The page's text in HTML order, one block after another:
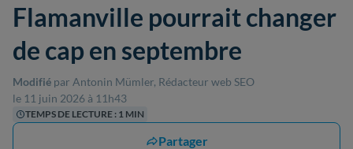
Flamanville pourrait changer
de cap en septembre
Modifié par Antonin Mümler, Rédacteur web SEO
le 11 juin 2026 à 11h43
TEMPS DE LECTURE : 1 MIN
Partager